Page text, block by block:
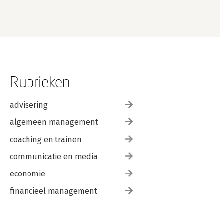
Rubrieken
advisering
algemeen management
coaching en trainen
communicatie en media
economie
financieel management